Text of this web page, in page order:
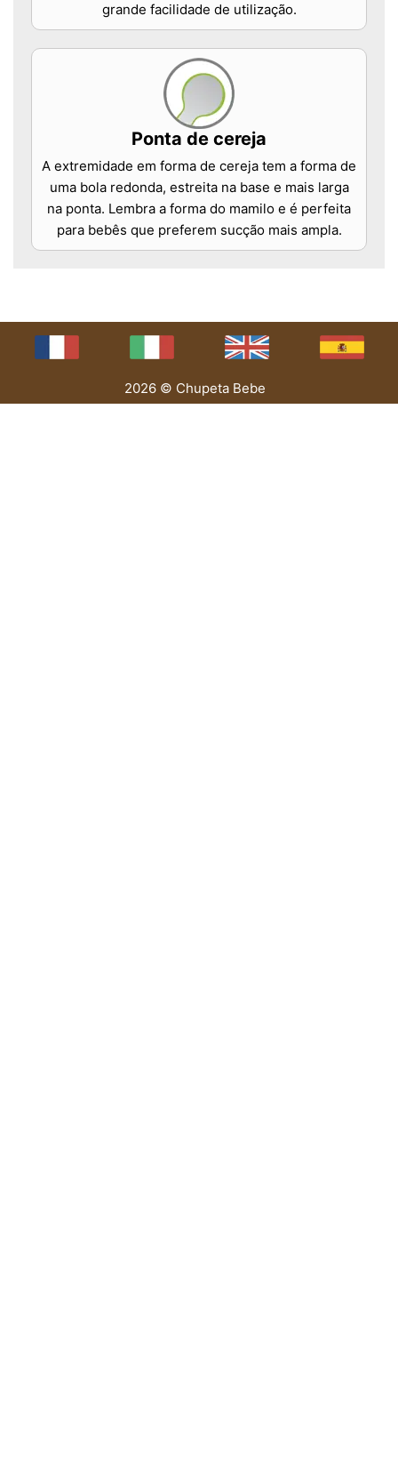
grande facilidade de utilização.
Ponta de cereja
A extremidade em forma de cereja tem a forma de
uma bola redonda, estreita na base e mais larga
na ponta. Lembra a forma do mamilo e é perfeita
para bebês que preferem sucção mais ampla.
2026 © Chupeta Bebe